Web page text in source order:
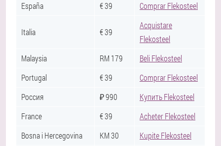
España
€ 39 Comprar Flekosteel
Italia € 39
Acquistare
Flekosteel
Malaysia
RM 179
Beli Flekosteel
Portugal
€ 39
Comprar Flekosteel
Россия
₽ 990
Купить Flekosteel
France
€ 39
Acheter Flekosteel
Bosna i Hercegovina
KM 30
Kupite Flekosteel